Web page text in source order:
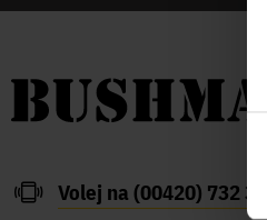
Volej na (00420) 732